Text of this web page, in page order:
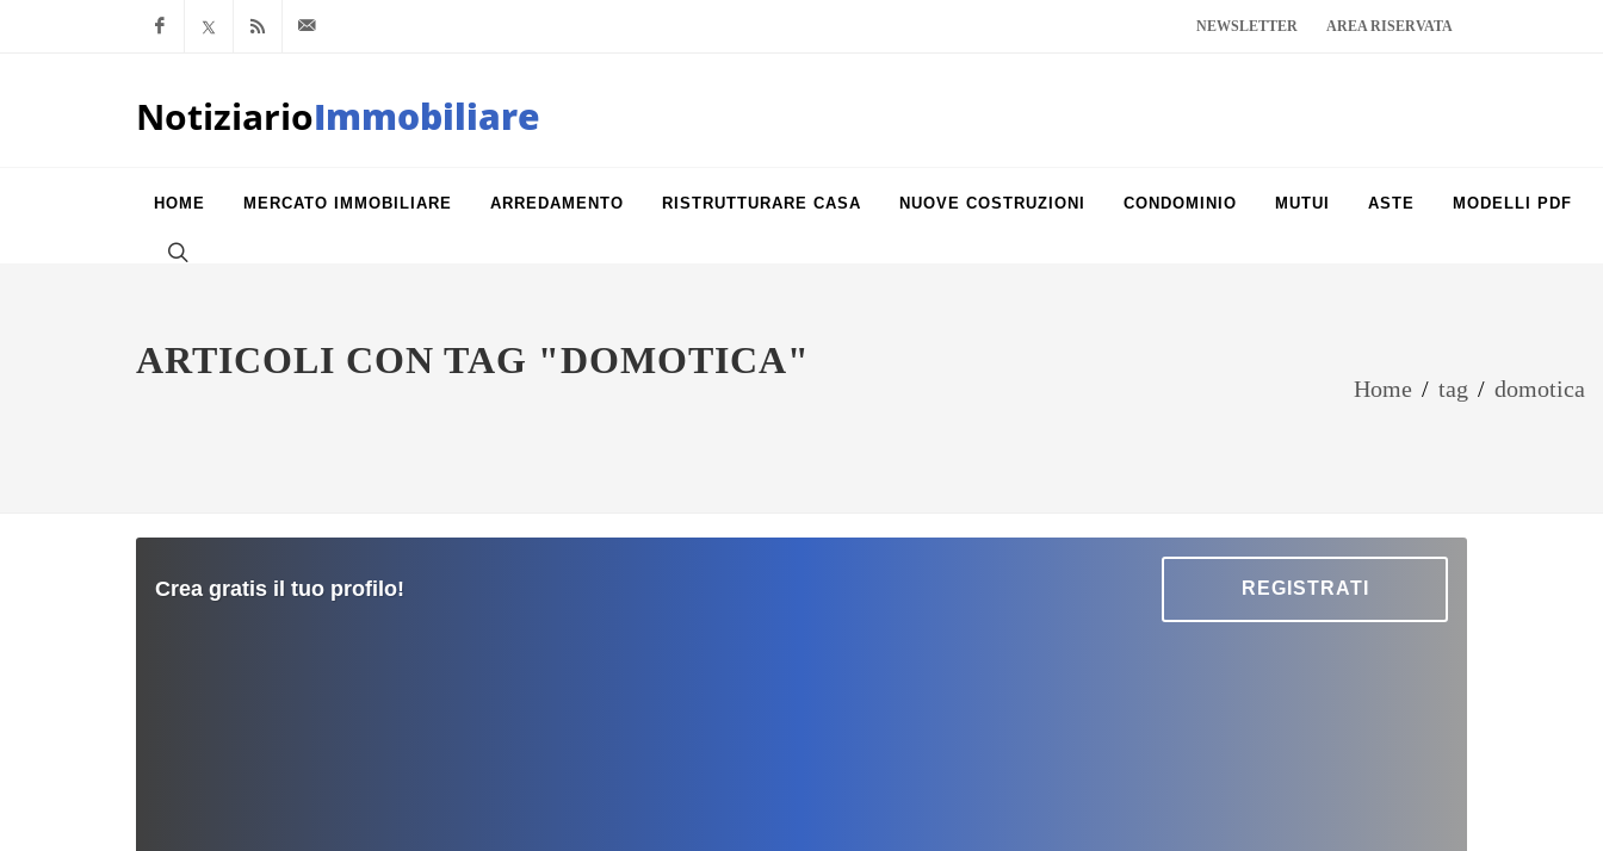
Facebook
x.com Feed RSS NEWSLETTER AREA RISERVATA
NotiziarioImmobiliare
HOME MERCATO IMMOBILIARE ARREDAMENTO RISTRUTTURARE CASA NUOVE COSTRUZIONI CONDOMINIO MUTUI ASTE MODELLI PDF
ARTICOLI CON TAG "DOMOTICA"
Home / tag / domotica
Crea gratis il tuo profilo! REGISTRATI